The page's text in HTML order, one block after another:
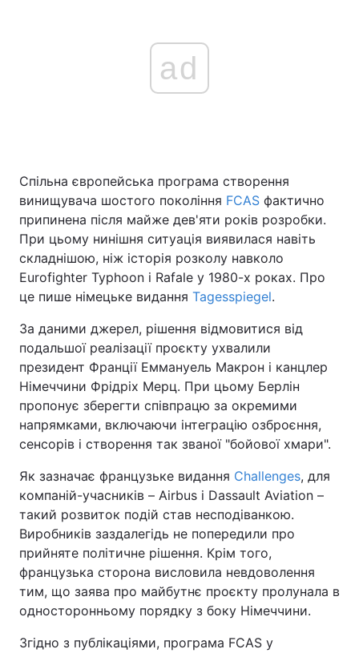
ad
Спільна європейська програма створення
винищувача шостого покоління FCAS фактично
припинена після майже дев'яти років розробки.
При цьому нинішня ситуація виявилася навіть
складнішою, ніж історія розколу навколо
Eurofighter Typhoon і Rafale у 1980-х роках. Про
це пише німецьке видання Tagesspiegel.
За даними джерел, рішення відмовитися від
подальшої реалізації проєкту ухвалили
президент Франції Еммануель Макрон і канцлер
Німеччини Фрідріх Мерц. При цьому Берлін
пропонує зберегти співпрацю за окремими
напрямками, включаючи інтеграцію озброєння,
сенсорів і створення так званої "бойової хмари".
Як зазначає французьке видання Challenges, для
компаній-учасників – Airbus і Dassault Aviation –
такий розвиток подій став несподіванкою.
Виробників заздалегідь не попередили про
прийняте політичне рішення. Крім того,
французька сторона висловила невдоволення
тим, що заява про майбутнє проєкту пролунала в
односторонньому порядку з боку Німеччини.
Згідно з публікаціями, програма FCAS у